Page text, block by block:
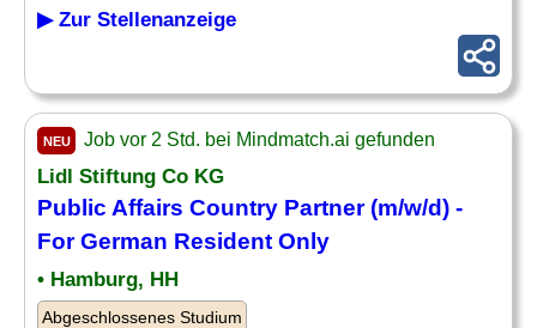
▶ Zur Stellenanzeige
NEU Job vor 2 Std. bei Mindmatch.ai gefunden
Lidl Stiftung Co KG
Public Affairs Country Partner (m/w/d) -
For German Resident Only
• Hamburg, HH
Abgeschlossenes Studium